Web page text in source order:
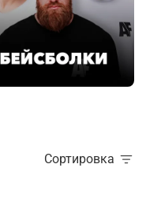
Сортировка